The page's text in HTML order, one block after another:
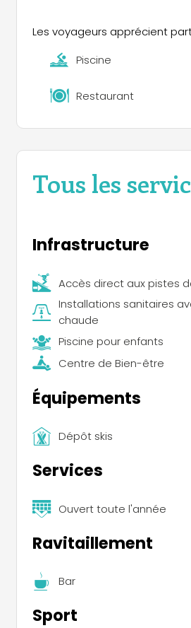
Les voyageurs apprécient
Piscine
Restaurant
Tous les
Infrastructure
Accès direct aux pistes
Installations sanitaires
chaude
Piscine pour enfants
Centre de Bien-être
Équipements
Dépôt skis
Services
Ouvert toute l'année
Ravitaillement
Bar
Sport